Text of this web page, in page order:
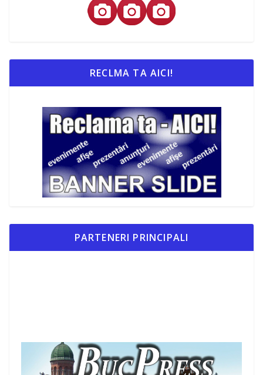
RECLMA TA AICI!
PARTENERI PRINCIPALI